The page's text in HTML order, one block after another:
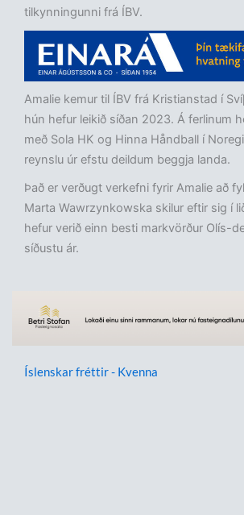
tilkynningunni frá ÍBV.
Amalie kemur til ÍBV frá Kristianstad í
hún hefur leikið síðan 2023. Á ferlinum
með Sola HK og Hinna Håndball í
reynslu úr efstu deildum beggja landa.
Það er verðugt verkefni fyrir Amalie að
Marta Wawrzynkowska skilur eftir sig í
hefur verið einn besti markvörður Olís-
síðustu ár.
Íslenskar fréttir - Kvenna